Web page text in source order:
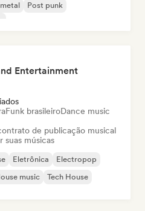
Post punk
Entertainment
Funk brasileiroDance music
de publicação musical
suas músicas
Eletrônica
Electropop
music Tech House